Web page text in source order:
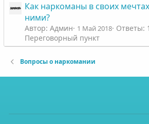
Как наркоманы в своих
ними?
Автор: Админ 1 Май 2018 Ответы:
Переговорный пункт
Вопросы о наркомании